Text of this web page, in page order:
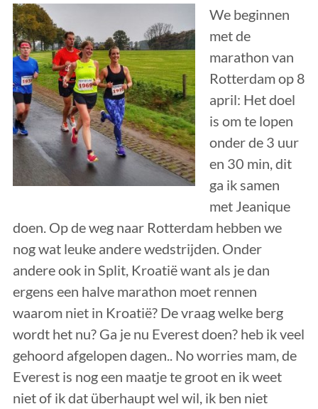
We beginnen
met de
marathon van
Rotterdam op 8
april: Het doel
is om te lopen
onder de 3 uur
en 30 min, dit
ga ik samen
met Jeanique
doen. Op de weg naar Rotterdam hebben we
nog wat leuke andere wedstrijden. Onder
andere ook in Split, Kroatië want als je dan
ergens een halve marathon moet rennen
waarom niet in Kroatië? De vraag welke berg
wordt het nu? Ga je nu Everest doen? heb ik veel
gehoord afgelopen dagen.. No worries mam, de
Everest is nog een maatje te groot en ik weet
niet of ik dat überhaupt wel wil, ik ben niet